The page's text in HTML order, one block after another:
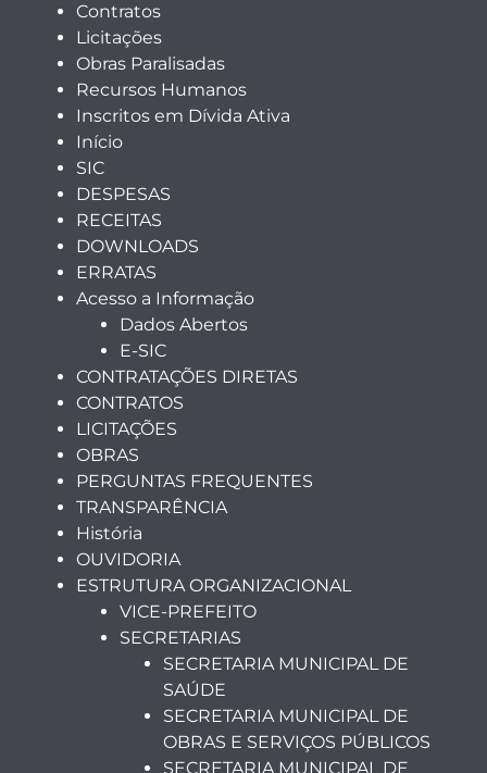
Contratos
Licitações
Obras Paralisadas
Recursos Humanos
Inscritos em Dívida Ativa
Início
SIC
DESPESAS
RECEITAS
DOWNLOADS
ERRATAS
Acesso a Informação
Dados Abertos
E-SIC
CONTRATAÇÕES DIRETAS
CONTRATOS
LICITAÇÕES
OBRAS
PERGUNTAS FREQUENTES
TRANSPARÊNCIA
História
OUVIDORIA
ESTRUTURA ORGANIZACIONAL
VICE-PREFEITO
SECRETARIAS
SECRETARIA MUNICIPAL DE
SAÚDE
SECRETARIA MUNICIPAL DE
OBRAS E SERVIÇOS PÚBLICOS
SECRETARIA MUNICIPAL DE